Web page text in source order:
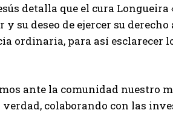
detalla que el cura
su deseo de ejercer su
ordinaria, para así esclarecer
ante la comunidad nuestro
colaborando con las